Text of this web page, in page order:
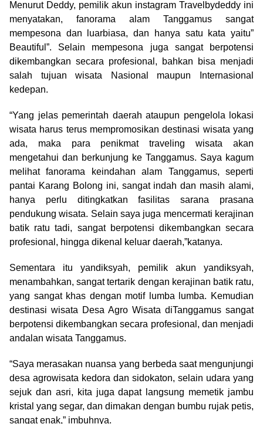
Menurut Deddy, pemilik akun instagram Travelbydeddy ini
menyatakan, fanorama alam Tanggamus sangat
mempesona dan luarbiasa, dan hanya satu kata yaitu”
Beautiful”. Selain mempesona juga sangat berpotensi
dikembangkan secara profesional, bahkan bisa menjadi
salah tujuan wisata Nasional maupun Internasional
kedepan.
“Yang jelas pemerintah daerah ataupun pengelola lokasi
wisata harus terus mempromosikan destinasi wisata yang
ada, maka para penikmat traveling wisata akan
mengetahui dan berkunjung ke Tanggamus. Saya kagum
melihat fanorama keindahan alam Tanggamus, seperti
pantai Karang Bolong ini, sangat indah dan masih alami,
hanya perlu ditingkatkan fasilitas sarana prasana
pendukung wisata. Selain saya juga mencermati kerajinan
batik ratu tadi, sangat berpotensi dikembangkan secara
profesional, hingga dikenal keluar daerah,”katanya.
Sementara itu yandiksyah, pemilik akun yandiksyah,
menambahkan, sangat tertarik dengan kerajinan batik ratu,
yang sangat khas dengan motif lumba lumba. Kemudian
destinasi wisata Desa Agro Wisata diTanggamus sangat
berpotensi dikembangkan secara profesional, dan menjadi
andalan wisata Tanggamus.
“Saya merasakan nuansa yang berbeda saat mengunjungi
desa agrowisata kedora dan sidokaton, selain udara yang
sejuk dan asri, kita juga dapat langsung memetik jambu
kristal yang segar, dan dimakan dengan bumbu rujak petis,
sangat enak,” imbuhnya.